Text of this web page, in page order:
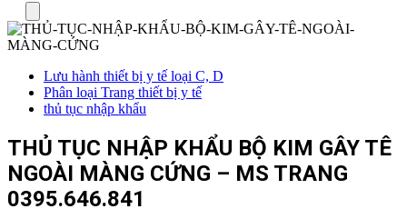
Lưu hành thiết bị y tế loại C, D
Phân loại Trang thiết bị y tế
thủ tục nhập khẩu
THỦ TỤC NHẬP KHẨU BỘ KIM GÂY TÊ
NGOÀI MÀNG CỨNG – MS TRANG
0395.646.841